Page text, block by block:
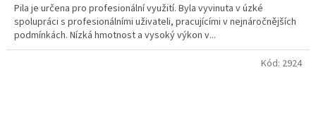
Pila je určena pro profesionální využití. Byla vyvinuta v úzké
spolupráci s profesionálními uživateli, pracujícími v nejnáročnějších
podmínkách. Nízká hmotnost a vysoký výkon v...
Kód: 2924